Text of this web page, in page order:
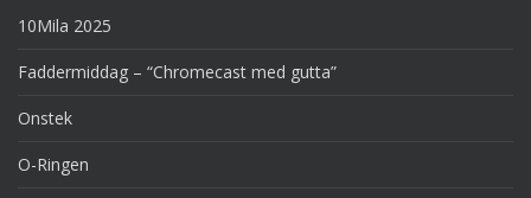
10Mila 2025
Faddermiddag – “Chromecast med gutta”
Onstek
O-Ringen